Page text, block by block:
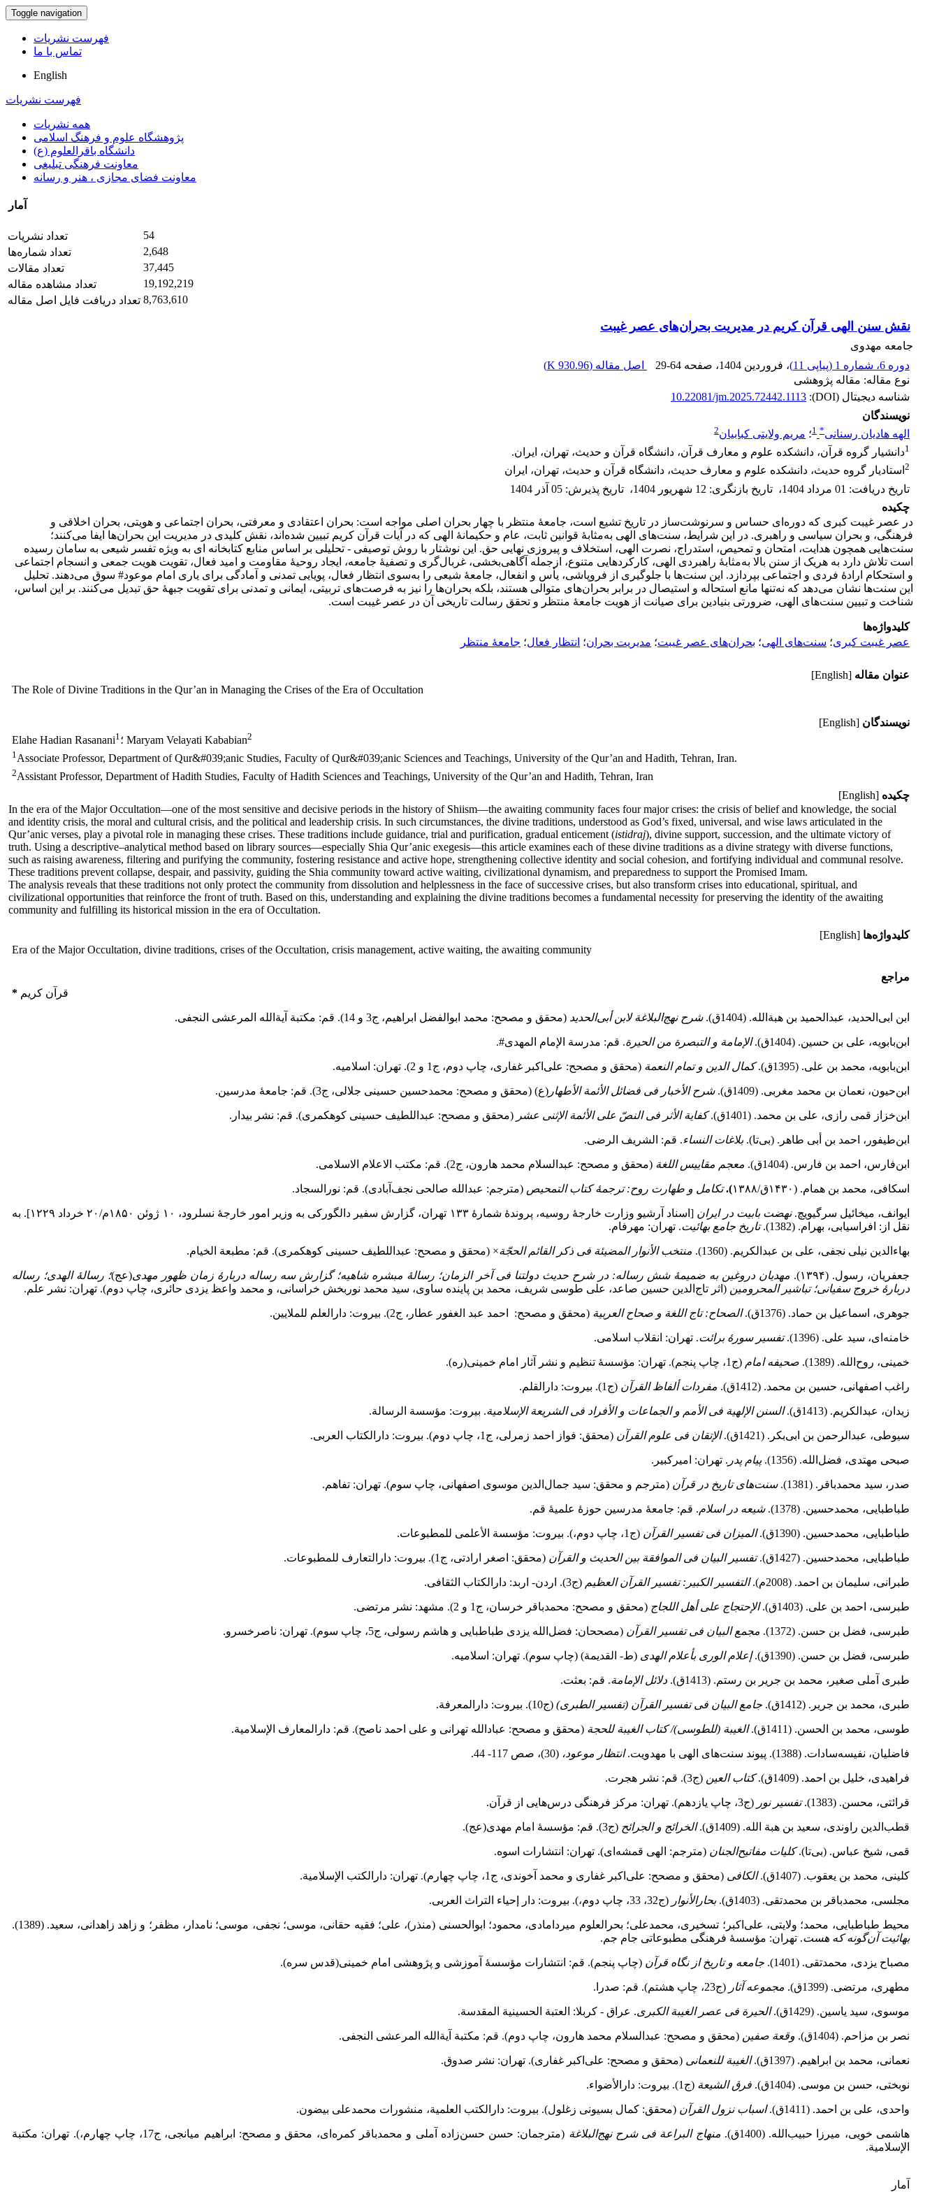
Toggle navigation
فهرست نشریات
تماس با ما
English
فهرست نشریات
همه نشریات
پژوهشگاه علوم و فرهنگ اسلامی
دانشگاه باقرالعلوم (ع)
معاونت فرهنگی تبلیغی
معاونت فضای مجازی ، هنر و رسانه
آمار
تعداد نشریات
54
تعداد شماره‌ها
2,648
تعداد مقالات
37,445
تعداد مشاهده مقاله
19,192,219
تعداد دریافت فایل اصل مقاله 8,763,610
نقش سنن الهی قرآن کریم در مدیریت بحران‌های عصر غیبت
جامعه مهدوی
دوره 6، شماره 1 (پیاپی 11)
، فروردین 1404 ، صفحه 29-64 اصل مقاله (930.96 K
)
نوع مقاله: مقاله پژوهشی
شناسه دیجیتال (DOI):
10.22081/jm.2025.72442.1113
نویسندگان
الهه هادیان رسنانی*
1؛ مریم ولایتی کبابیان2
1دانشیار گروه قرآن، دانشکده علوم و معارف قرآن، دانشگاه قرآن و حدیث، تهران، ایران.
2 استادیار گروه حدیث، دانشکده علوم و معارف حدیث، دانشگاه قرآن و حدیث، تهران، ایران
تاریخ دریافت: 01 مرداد 1404 ، تاریخ بازنگری: 12 شهریور 1404 ، تاریخ پذیرش: 05 آذر 1404
چکیده
در عصر غیبت کبری که دوره‌ای حساس و سرنوشت‌ساز در تاریخ تشیع است، جامعۀ منتظر با چهار بحران اصلی مواجه است: بحران اعتقادی و معرفتی، بحران اجتماعی و هویتی، بحران اخلاقی و
فرهنگی، و بحران سیاسی و راهبری. در این شرایط، سنت‌های الهی به‌مثابۀ قوانین ثابت، عام و حکیمانۀ الهی که در آیات قرآن کریم تبیین شده‌اند، نقش کلیدی در مدیریت این بحران‌ها ایفا می‌کنند؛
سنت‌هایی همچون هدایت، امتحان و تمحیص، استدراج، نصرت الهی، استخلاف و پیروزی نهایی حق. این نوشتار با روش توصیفی - تحلیلی بر اساس منابع کتابخانه ای به ویژه تفسر شیعی به سامان رسیده
است تلاش دارد به هریک از سنن بالا به‌مثابۀ راهبردی الهی، کارکردهایی متنوع، ازجمله آگاهی‌بخشی، غربال‌گری و تصفیۀ جامعه، ایجاد روحیۀ مقاومت و امید فعال، تقویت هویت جمعی و انسجام اجتماعی
و استحکام ارادۀ فردی و اجتماعی بپردازد. این سنت‌ها با جلوگیری از فروپاشی، یأس و انفعال، جامعۀ شیعی را به‌سوی انتظار فعال، پویایی تمدنی و آمادگی برای یاری امام موعود# سوق می‌دهند. تحلیل
این سنت‌ها نشان می‌دهد که نه‌تنها مانع استحاله و استیصال در برابر بحران‌های متوالی هستند، بلکه بحران‌ها را نیز به فرصت‌های تربیتی، ایمانی و تمدنی برای تقویت جبهۀ حق تبدیل می‌کنند. بر این اساس،
شناخت و تبیین سنت‌های الهی، ضرورتی بنیادین برای صیانت از هویت جامعۀ منتظر و تحقق رسالت تاریخی آن در عصر غیبت است.
کلیدواژه‌ها
عصر غیبت کبری؛ سنت‌های الهی؛ بحران‌های عصر غیبت؛ مدیریت بحران؛ انتظار فعال؛ جامعۀ منتظر
عنوان مقاله [English]
The Role of Divine Traditions in the Qur’an in Managing the Crises of the Era of Occultation
نویسندگان [English]
Elahe Hadian Rasanani1 ؛ Maryam Velayati Kababian2
1 Associate Professor, Department of Qur&#039;anic Studies, Faculty of Qur&#039;anic Sciences and Teachings, University of the Qur’an and Hadith, Tehran, Iran.
2Assistant Professor, Department of Hadith Studies, Faculty of Hadith Sciences and Teachings, University of the Qur’an and Hadith, Tehran, Iran
چکیده [English]
In the era of the Major Occultation—one of the most sensitive and decisive periods in the history of Shiism—the awaiting community faces four major crises: the crisis of belief and knowledge, the social
and identity crisis, the moral and cultural crisis, and the political and leadership crisis. In such circumstances, the divine traditions, understood as God’s fixed, universal, and wise laws articulated in the
Qur’anic verses, play a pivotal role in managing these crises. These traditions include guidance, trial and purification, gradual enticement (istidraj), divine support, succession, and the ultimate victory of
truth. Using a descriptive–analytical method based on library sources—especially Shia Qur’anic exegesis—this article examines each of these divine traditions as a divine strategy with diverse functions,
such as raising awareness, filtering and purifying the community, fostering resistance and active hope, strengthening collective identity and social cohesion, and fortifying individual and communal resolve.
These traditions prevent collapse, despair, and passivity, guiding the Shia community toward active waiting, civilizational dynamism, and preparedness to support the Promised Imam.
The analysis reveals that these traditions not only protect the community from dissolution and helplessness in the face of successive crises, but also transform crises into educational, spiritual, and
civilizational opportunities that reinforce the front of truth. Based on this, understanding and explaining the divine traditions becomes a fundamental necessity for preserving the identity of the awaiting
community and fulfilling its historical mission in the era of Occultation.
کلیدواژه‌ها [English]
Era of the Major Occultation, divine traditions, crises of the Occultation, crisis management, active waiting, the awaiting community
مراجع
* قرآن کریم
ابن ابی‌الحدید، عبدالحمید بن هبة‌الله. (1404ق). شرح نهج‌البلاغة لابن أبی‌الحدید (محقق و مصحح: محمد ابوالفضل ابراهیم، ج3 و 14). قم: مکتبة آیة‌الله المرعشی النجفی.
ابن‌بابویه، علی بن حسین. (1404ق). الإمامة و التبصرة من الحیرة. قم: مدرسة الإمام المهدی#.
ابن‌بابویه، محمد بن علی. (1395ق). کمال الدین و تمام النعمة (محقق و مصحح: علی‌اکبر غفاری، چاپ دوم، ج1 و 2). تهران: اسلامیه.
ابن‌حیون، نعمان بن محمد مغربی. (1409ق). شرح الأخبار فی فضائل الأئمة الأطهار (ع) (محقق و مصحح: محمدحسین حسینی جلالی، ج3). قم: جامعۀ مدرسین.
ابن‌خزاز قمی رازی، علی بن محمد. (1401ق). کفایة الأثر فی النصّ علی الأئمة الإثنی عشر (محقق و مصحح: عبداللطیف حسینی کوهکمری). قم: نشر بیدار.
ابن‌طیفور، احمد بن أبی طاهر. (بی‌تا).بلاغات النساء. قم: الشریف الرضی.
ابن‌فارس، احمد بن فارس. (1404ق). معجم مقاییس اللغة (محقق و مصحح: عبدالسلام محمد هارون، ج2). قم: مکتب الاعلام الاسلامی.
اسکافی، محمد بن همام. (۱۴۳۰ق/۱۳۸۸ ).تکامل و طهارت روح: ترجمۀ کتاب التمحیص (مترجم: عبدالله صالحی نجف‌آبادی). قم: نورالسجاد.
ایوانف، میخائیل سرگیویچ.نهضت بابیت در ایران
[اسناد آرشیو وزارت خارجۀ روسیه، پروندۀ شمارۀ ۱۳۳ تهران، گزارش سفیر دالگورکی به وزیر امور خارجۀ نسلرود، ۱۰ ژوئن ۱۸۵۰م/۲۰ خرداد ۱۲۲۹]. به
نقل از: افراسیابی، بهرام. (1382).
تاریخ جامع بهائیت. تهران: مهرفام.
بهاء‌الدین نیلی نجفی، علی بن عبدالکریم. (1360). منتخب الأنوار المضیئة فی ذکر القائم الحجّة× (محقق و مصحح: عبداللطیف حسینی کوهکمری). قم: مطبعة الخیام.
جعفریان، رسول. (۱۳۹۴). مهدیان دروغین به ضمیمۀ شش رساله: در شرح حدیث دولتنا فی آخر الزمان؛ رسالۀ مبشره شاهیه؛ گزارش سه رساله دربارۀ زمان ظهور مهدی(عج)؛ رسالۀ الهدی؛ رساله
دربارۀ خروج سفیانی؛ تباشیر المحرومین (اثر تاج‌الدین حسین صاعد، علی طوسی شریف، محمد بن پاینده ساوی، سید محمد نوربخش خراسانی، و محمد واعظ یزدی حائری، چاپ دوم). تهران: نشر علم.
جوهری، اسماعیل بن حماد. (1376ق). الصحاح: تاج اللغة و صحاح العربیة (محقق و مصحح: احمد عبد الغفور عطار، ج2). بیروت: دارالعلم للملایین.
خامنه‌ای، سید علی. (1396). تفسیر سورۀ برائت. تهران: انقلاب اسلامی.
خمینی، روح‌الله. (1389). صحیفه امام (ج1، چاپ پنجم). تهران: مؤسسۀ تنظیم و نشر آثار امام خمینی(ره).
راغب اصفهانی، حسین بن محمد. (1412ق). مفردات ألفاظ القرآن (ج1). بیروت: دارالقلم.
زیدان، عبدالکریم. (1413ق). السنن الإلهیة فی الأمم و الجماعات و الأفراد فی الشریعة الإسلامیة. بیروت: مؤسسة الرسالة.
سیوطی، عبدالرحمن بن ابی‌بکر. (1421ق). الإتقان فی علوم القرآن (محقق: فواز احمد زمرلی، ج1، چاپ دوم). بیروت: دارالکتاب العربی.
صبحی مهتدی، فضل‌الله. (1356). پیام پدر . تهران: امیرکبیر.
صدر، سید محمدباقر. (1381). سنت‌های تاریخ در قرآن (مترجم و محقق: سید جمال‌الدین موسوی اصفهانی، چاپ سوم). تهران: تفاهم.
طباطبایی، محمدحسین. (1378). شیعه در اسلام. قم: جامعۀ مدرسین حوزۀ علمیۀ قم.
طباطبایی، محمدحسین. (1390ق). المیزان فی تفسیر القرآن (ج1، چاپ دوم،). بیروت: مؤسسة الأعلمی للمطبوعات.
طباطبایی، محمدحسین. (1427ق). تفسیر البیان فی الموافقة بین الحدیث و القرآن (محقق: اصغر ارادتی، ج1). بیروت: دارالتعارف للمطبوعات.
طبرانی، سلیمان بن احمد. (2008م). التفسیر الکبیر: تفسیر القرآن العظیم (ج3). اردن- اربد: دارالکتاب الثقافی.
طبرسی، احمد بن علی. (1403ق). الإحتجاج علی أهل اللجاج (محقق و مصحح: محمدباقر خرسان، ج1 و 2). مشهد: نشر مرتضی.
طبرسی، فضل بن حسن. (1372). مجمع البیان فی تفسیر القرآن (مصححان: فضل‌الله یزدی طباطبایی و هاشم رسولی، ج5، چاپ سوم). تهران: ناصرخسرو.
طبرسی، فضل بن حسن. (1390ق). إعلام الوری بأعلام الهدی (ط- القدیمة) (چاپ سوم). تهران: اسلامیه.
طبری آملی صغیر، محمد بن جریر بن رستم. (1413ق). دلائل الإمامة. قم: بعثت.
طبری، محمد بن جریر. (1412ق). جامع البیان فی تفسیر القرآن (تفسیر الطبری) (ج10). بیروت: دارالمعرفة.
طوسی، محمد بن الحسن. (1411ق). الغیبة (للطوسی)/ کتاب الغیبة للحجة (محقق و مصحح: عبادالله تهرانی و علی احمد ناصح). قم: دارالمعارف الإسلامیة.
فاضلیان، نفیسه‌سادات. (1388). پیوند سنت‌های الهی با مهدویت. انتظار موعود، (30)، صص 117‑ 44.
فراهیدی، خلیل بن احمد. (1409ق). کتاب العین (ج3). قم: نشر هجرت.
قرائتی، محسن. (1383). تفسیر نور (ج3، چاپ یازدهم). تهران: مرکز فرهنگی درس‌هایی از قرآن.
قطب‌الدین راوندی، سعید بن هبة الله. (1409ق). الخرائج و الجرائح (ج3). قم: مؤسسۀ امام مهدی(عج).
قمی، شیخ عباس. (بی‌تا).کلیات مفاتیح‌الجنان (مترجم: الهی قمشه‌ای). تهران: انتشارات اسوه.
کلینی، محمد بن یعقوب. (1407ق). الکافی (محقق و مصحح: علی‌اکبر غفاری و محمد آخوندی، ج1، چاپ چهارم). تهران: دارالکتب الإسلامیة.
مجلسی، محمدباقر بن محمدتقی. (1403ق). بحارالأنوار (ج32، 33، چاپ دوم،). بیروت: دار إحیاء التراث العربی.
محیط طباطبایی، محمد؛ ولایتی، علی‌اکبر؛ تسخیری، محمدعلی؛ بحرالعلوم میردامادی، محمود؛ ابوالحسنی (منذر)، علی؛ فقیه حقانی، موسی؛ نجفی، موسی؛ نامدار، مظفر؛ و زاهد زاهدانی، سعید. (1389).
بهائیت آن‌گونه که هست. تهران: مؤسسۀ فرهنگی مطبوعاتی جام جم.
مصباح یزدی، محمدتقی. (1401). جامعه و تاریخ از نگاه قرآن (چاپ پنجم). قم: انتشارات مؤسسۀ آموزشی و پژوهشی امام خمینی(قدس سره).
مطهری، مرتضی. (1399ق). مجموعه آثار (ج23، چاپ هشتم). قم: صدرا.
موسوی، سید یاسین. (1429ق). الحیرة فی عصر الغیبة الکبری. عراق - کربلا: العتبة الحسینیة المقدسة.
نصر بن مزاحم. (1404ق). وقعة صفین (محقق و مصحح: عبدالسلام محمد هارون، چاپ دوم). قم: مکتبة آیة‌الله المرعشی النجفی.
نعمانی، محمد بن ابراهیم. (1397ق). الغیبة للنعمانی (محقق و مصحح: علی‌اکبر غفاری). تهران: نشر صدوق.
نوبختی، حسن بن موسی. (1404ق). فرق الشیعة (ج1). بیروت: دارالأضواء.
واحدی، علی بن احمد. (1411ق). اسباب نزول القرآن (محقق: کمال بسیونی زغلول). بیروت: دارالکتب العلمیة، منشورات محمدعلی بیضون.
هاشمی خویی، میرزا حبیب‌الله. (1400ق). منهاج البراعة فی شرح نهج‌البلاغة
(مترجمان: حسن حسن‌زاده آملی و محمدباقر کمره‌ای، محقق و مصحح: ابراهیم میانجی، ج17، چاپ چهارم،). تهران: مکتبة
الإسلامیة.
آمار